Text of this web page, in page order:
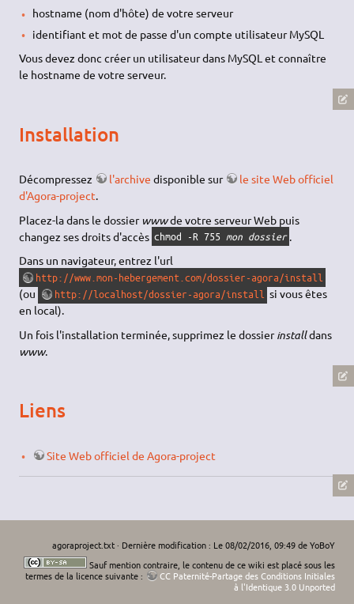
hostname (nom d'hôte) de votre serveur
identifiant et mot de passe d'un compte utilisateur MySQL
Vous devez donc créer un utilisateur dans MySQL et connaître
le hostname de votre serveur.
Installation
Décompressez l'archive disponible sur
le site Web officiel
d'Agora-project.
Placez-la dans le dossier wwwde votre serveur Web puis
changez ses droits d'accès chmod -R 755mon dossier .
Dans un navigateur, entrez l'url
http://www.mon-hebergement.com/dossier-agora/install
(ou http://localhost/dossier-agora/install si vous êtes
en local).
Un fois l'installation terminée, supprimez le dossierinstalldans
www.
Liens
Site Web officiel de Agora-project
agoraproject.txt· Dernière modification : Le 08/02/2016, 09:49 deYoBoY
Sauf mention contraire, le contenu de ce wiki est placé sous les
termes de la licence suivante :
CC Paternité-Partage des Conditions Initiales
à l'Identique 3.0 Unported